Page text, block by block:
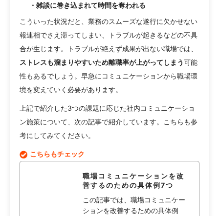
・雑談に巻き込まれて時間を奪われる
こういった状況だと、業務のスムーズな遂行に欠かせない
報連相でさえ滞ってしまい、トラブルが起きるなどの不具
合が生じます。トラブルが絶えず成果が出ない職場では、
ストレスも溜まりやすいため離職率が上がってしまう可能
性もあるでしょう。早急にコミュニケーションから職場環
境を変えていく必要があります。
上記で紹介した3つの課題に応じた社内コミュニケーショ
ン施策について、次の記事で紹介しています。こちらも参
考にしてみてください。
こちらもチェック
職場コミュニケーションを改
善するのための具体例7つ
この記事では、職場コミュニケー
ションを改善するための具体例